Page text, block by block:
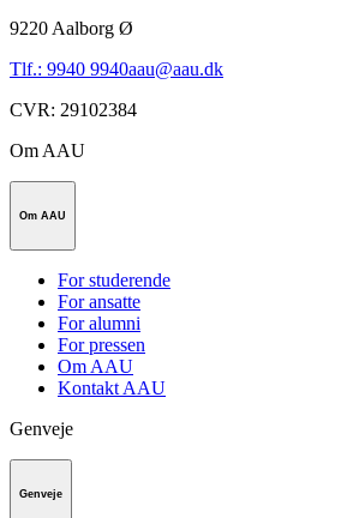
9220Aalborg Ø
Tlf.: 9940 9940aau@aau.dk
CVR: 29102384
Om AAU
Om AAU
For studerende
For ansatte
For alumni
For pressen
Om AAU
Kontakt AAU
Genveje
Genveje